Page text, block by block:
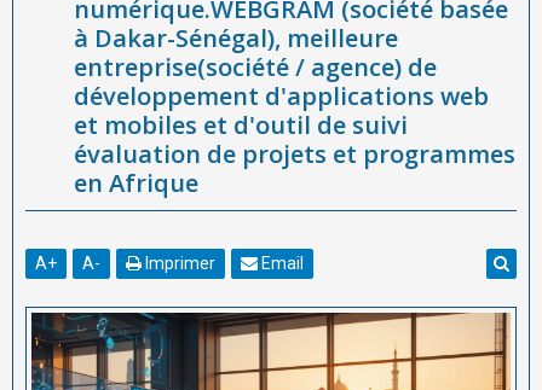
d'applications web et mobiles et d'outil de suivi évaluation de
projets et programmes en Afrique
numérique.WEBGRAM (société basée
à Dakar-Sénégal), meilleure
entreprise(société / agence) de
développement d'applications web
et mobiles et d'outil de suivi
évaluation de projets et programmes
en Afrique
A+ A- Imprimer Email